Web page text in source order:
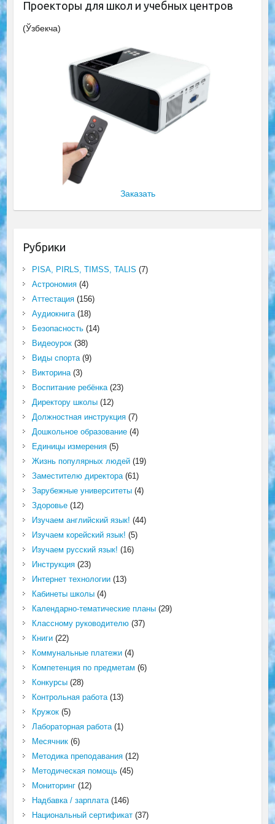
Проекторы для школ и учебных центров
(Ўзбекча)
Заказать
Рубрики
PISA, PIRLS, TIMSS, TALIS (7)
Астрономия(4)
Аттестация(156)
Аудиокнига(18)
Безопасность(14)
Видеоурок(38)
Виды спорта(9)
Викторина(3)
Воспитание ребёнка(23)
Директору школы(12)
Должностная инструкция(7)
Дошкольное образование(4)
Единицы измерения(5)
Жизнь популярных людей(19)
Заместителю директора(61)
Зарубежные университеты(4)
Здоровье(12)
Изучаем английский язык! (44)
Изучаем корейский язык! (5)
Изучаем русский язык! (16)
Инструкция(23)
Интернет технологии(13)
Кабинеты школы(4)
Календарно-тематические планы(29)
Классному руководителю(37)
Книги(22)
Коммунальные платежи(4)
Компетенция по предметам (6)
Конкурсы(28)
Контрольная работа(13)
Кружок(5)
Лабораторная работа(1)
Месячник(6)
Методика преподавания(12)
Методическая помощь(45)
Мониторинг(12)
Надбавка / зарплата(146)
Национальный сертификат(37)